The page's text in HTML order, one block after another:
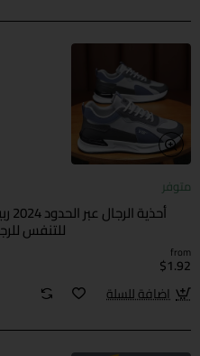
متوفر
للتنفس
from
$1.92
اضافة للسلة